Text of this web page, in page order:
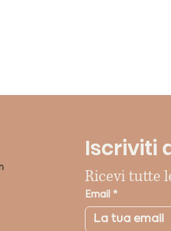
Iscriviti
Ricevi tutte
Email *